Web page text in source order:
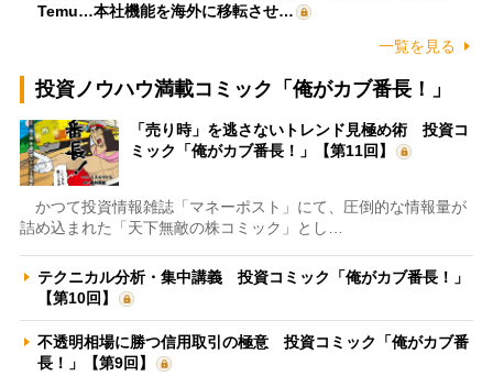
Temu…本社機能を海外に移転させ…
一覧を見る
投資ノウハウ満載コミック「俺がカブ番長！」
「売り時」を逃さないトレンド見極め術 投資コ
ミック「俺がカブ番長！」【第11回】
かつて投資情報雑誌「マネーポスト」にて、圧倒的な情報量が
詰め込まれた「天下無敵の株コミック」とし…
テクニカル分析・集中講義 投資コミック「俺がカブ番長！」
【第10回】
不透明相場に勝つ信用取引の極意 投資コミック「俺がカブ番
長！」【第9回】